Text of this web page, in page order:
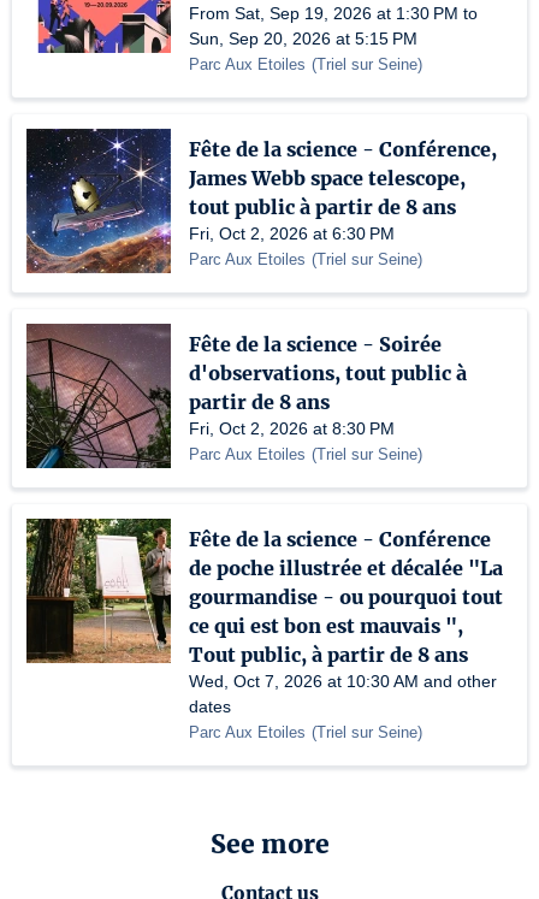
From Sat, Sep 19, 2026 at 1:30 PM to
Sun, Sep 20, 2026 at 5:15 PM
Parc Aux Etoiles (Triel sur Seine)
Fête de la science - Conférence,
James Webb space telescope,
tout public à partir de 8 ans
Fri, Oct 2, 2026 at 6:30 PM
Parc Aux Etoiles (Triel sur Seine)
Fête de la science - Soirée
d'observations, tout public à
partir de 8 ans
Fri, Oct 2, 2026 at 8:30 PM
Parc Aux Etoiles (Triel sur Seine)
Fête de la science - Conférence
de poche illustrée et décalée "La
gourmandise - ou pourquoi tout
ce qui est bon est mauvais ",
Tout public, à partir de 8 ans
Wed, Oct 7, 2026 at 10:30 AM and other
dates
Parc Aux Etoiles (Triel sur Seine)
See more
Contact us